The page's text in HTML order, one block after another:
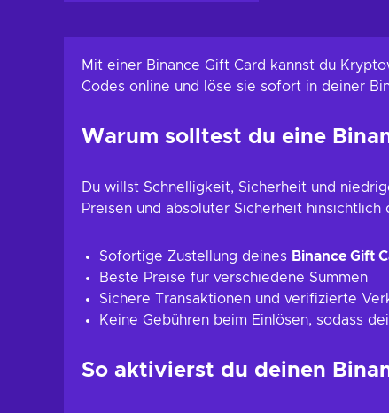
Mit einer Binance Gift Card kannst du
Codes online und löse sie sofort in deiner
Warum solltest du eine
Du willst Schnelligkeit, Sicherheit und
Preisen und absoluter Sicherheit hinsichtlich
Sofortige Zustellung deines Binance Gift
Beste Preise für verschiedene Summen
Sichere Transaktionen und verifizierte
Keine Gebühren beim Einlösen, sodass
So aktivierst du deinen